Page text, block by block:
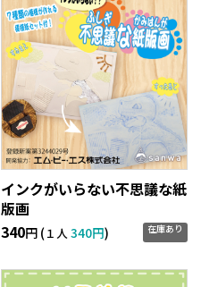
インクがいらない不思議な紙
版画
340円 (１人340円) 在庫あり